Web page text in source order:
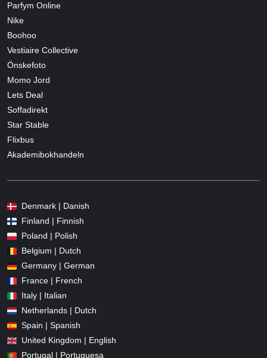
Parfym Online
Nike
Boohoo
Vestiaire Collective
Önskefoto
Momo Jord
Lets Deal
Soffadirekt
Star Stable
Flixbus
Akademibokhandeln
Denmark | Danish
Finland | Finnish
Poland | Polish
Belgium | Dutch
Germany | German
France | French
Italy | Italian
Netherlands | Dutch
Spain | Spanish
United Kingdom | English
Portugal | Portuguesa